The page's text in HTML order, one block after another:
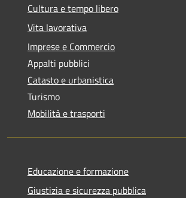
Cultura e tempo libero
Vita lavorativa
Imprese e Commercio
Appalti pubblici
Catasto e urbanistica
Turismo
Mobilità e trasporti
Educazione e formazione
Giustizia e sicurezza pubblica